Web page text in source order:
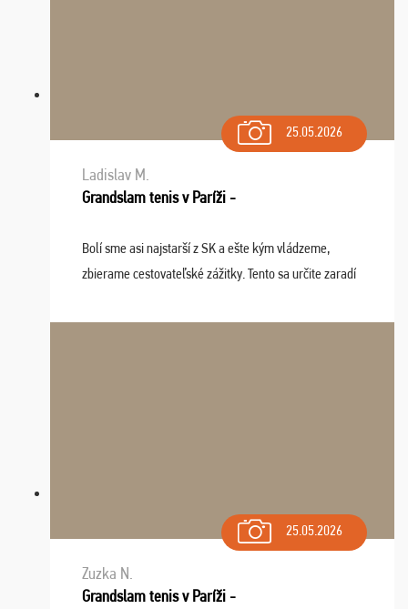
25.05.2026
Ladislav M.
Grandslam tenis v Paríži -
Bolí sme asi najstarší z SK a ešte kým vládzeme,
zbierame cestovateľské zážitky. Tento sa určite zaradí
osudu - pohodový šefík Meďo, dobrá parti ...
25.05.2026
Zuzka N.
Grandslam tenis v Paríži -